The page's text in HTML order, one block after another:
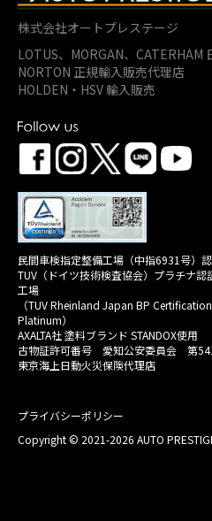
株式会社オートプレステージ
LOTUS、MORGAN、 CATERHAM
NORTON 正規輸入販売代理店
HOLDEN・HSV 輸入販売
民間車検指定整備工場（中指6931号）
TUV（ドイツ技術検査協会）プラチナ
工場
（TUV Rheinland Japan BP
Platinum）
AXALTA社 塗料ブランド STANDOX使用
古物証許可番号 愛知公安委員会 第
東京海上日動火災保険代理店
プライバシーポリシー
Copyright © 2021-2026 AUTO